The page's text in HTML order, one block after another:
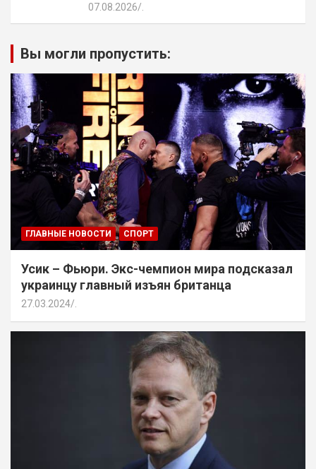
07.08.2026
Вы могли пропустить:
ГЛАВНЫЕ НОВОСТИ СПОРТ
Усик – Фьюри. Экс-чемпион мира подсказал
украинцу главный изъян британца
27.03.2024 .